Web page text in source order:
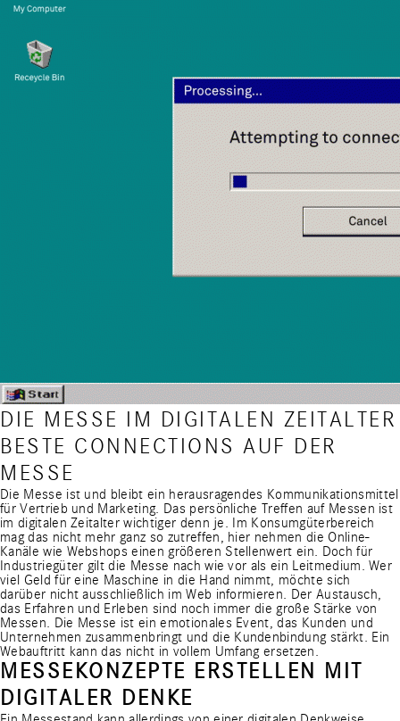
DIE MESSE IM DIGITALEN ZEITALTER
BESTE CONNECTIONS AUF DER
MESSE
Die Messe ist und bleibt ein herausragendes Kommunikationsmittel
für Vertrieb und Marketing. Das persönliche Treffen auf Messen ist
im digitalen Zeitalter wichtiger denn je. Im Konsumgüterbereich
mag das nicht mehr ganz so zutreffen, hier nehmen die Online-
Kanäle wie Webshops einen größeren Stellenwert ein. Doch für
Industriegüter gilt die Messe nach wie vor als ein Leitmedium. Wer
viel Geld für eine Maschine in die Hand nimmt, möchte sich
darüber nicht ausschließlich im Web informieren. Der Austausch,
das Erfahren und Erleben sind noch immer die große Stärke von
Messen. Die Messe ist ein emotionales Event, das Kunden und
Unternehmen zusammenbringt und die Kundenbindung stärkt. Ein
Webauftritt kann das nicht in vollem Umfang ersetzen.
MESSEKONZEPTE ERSTELLEN MIT
DIGITALER DENKE